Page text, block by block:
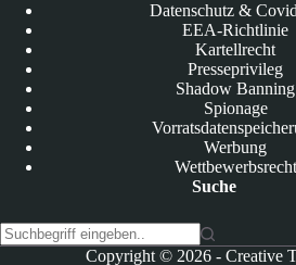
Datenschutz &
EEA-Richtlinie
Kartellrecht
Presseprivileg
Shadow Banning
Spionage
Werbung
Wettbewerbsrecht
Suche
Copyright © 2026 -Creative